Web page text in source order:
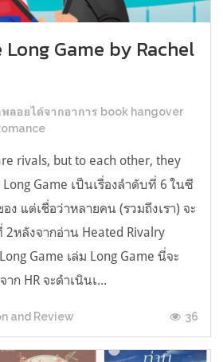
Game by Rachel
ลอยได้จากอาการ book hangover
rivals, but to each other, they
Game เป็นเรื่องลำดับที่ 6 ในซี
ง แต่เชื่อว่าหลายคน (รวมถึงเรา) จะ
หลังจากอ่าน Heated Rivalry
Game เล่ม Long Game นี่จะ
ก HR จะดำเนินเ...
and Review 36